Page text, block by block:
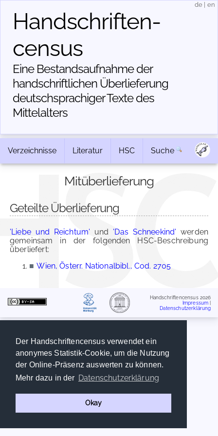
Der Handschriftencensus verwendet ein
anonymes Statistik-Cookie, um die Nutzung
der Online-Präsenz auswerten zu können.
Mehr dazu in der Datenschutzerklärung
Okay
Handschriften­
census
Eine Bestandsaufnahme der
handschriftlichen Über­lieferung
deutschsprachiger Texte des
Mittelalters
de en
Verzeichnisse Literatur HSC Suche
Mitüberlieferung
Geteilte Überlieferung
'Liebe und Reichtum' und 'Das Schneekind' werden
gemeinsam in der folgenden HSC-Beschreibung
überliefert:
■ Wien, Österr. Nationalbibl., Cod. 2705
Handschriftencensus 2026
Impressum
Datenschutzerklärung